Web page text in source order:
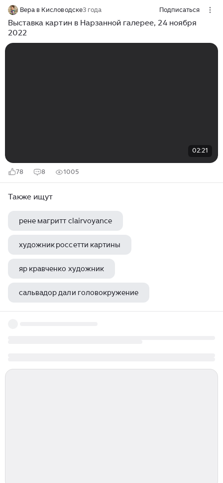
Вера в Кисловодске3 года Подписаться
Выставка картин в Нарзанной галерее, 24 ноября
2022
02:21
78 8 1005
Также ищут
рене магритт clairvoyance
художник россетти картины
яр кравченко художник
сальвадор дали головокружение